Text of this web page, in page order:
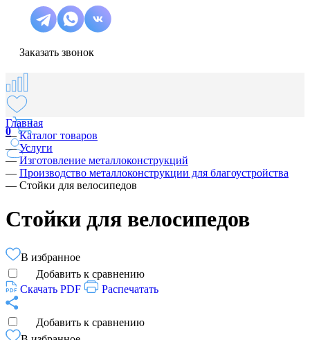
Заказать звонок
0
Главная
—Каталог товаров
—Услуги
—Изготовление металлоконструкций
— Производство металлоконструкции для благоустройства
— Стойки для велосипедов
Стойки для велосипедов
В избранное
Добавить к сравнению
Скачать PDF
Распечатать
Добавить к сравнению